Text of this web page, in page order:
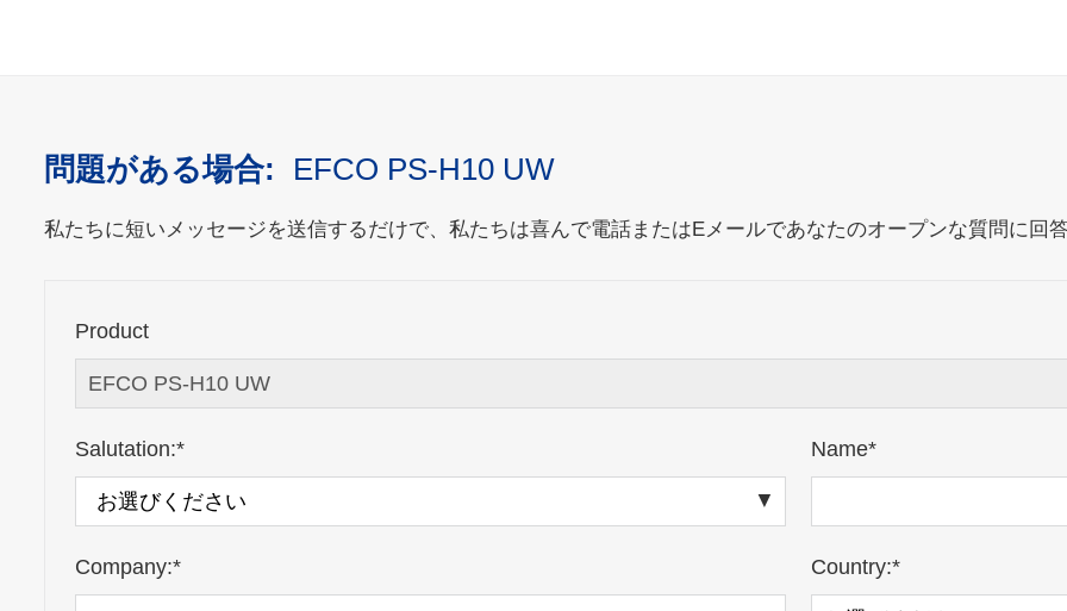
問題がある場合: EFCO PS-H10 UW
私たちに短いメッセージを送信するだけで、私たちは喜んで電話またはEメールであなたのオープンな質問に回答
Product
Salutation:* Name*
Company:* Country:*